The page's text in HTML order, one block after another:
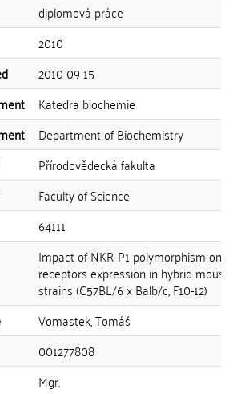
diplomová práce
2010
2010-09-15
Katedra biochemie
Department of Biochemistry
Přírodovědecká fakulta
Faculty of Science
64111
Impact of NKR-P1 polymorphism on
receptors expression in hybrid mouse
strains (C57BL/6 x Balb/c, F10-12)
Vomastek, Tomáš
001277808
Mgr.